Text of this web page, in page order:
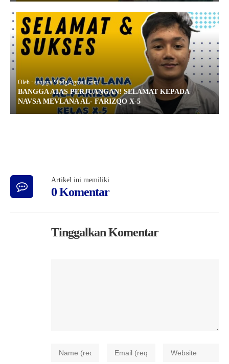
Oleh : sanjaya24bdg@gmail.com
BANGGA ATAS PERJUANGAN! SELAMAT KEPADA
NAVSA MEVLANA AL- FARIZQO X-5
Artikel ini memiliki
0 Komentar
Tinggalkan Komentar